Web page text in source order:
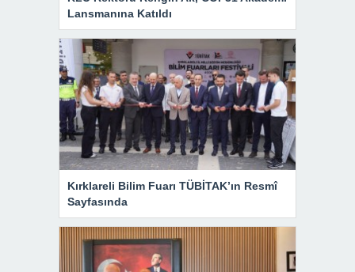
Lansmanına Katıldı
Kırklareli Bilim Fuarı TÜBİTAK’ın Resmî
Sayfasında